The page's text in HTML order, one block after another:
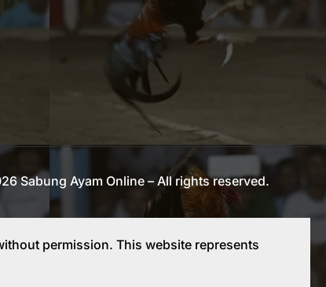
Sabung Ayam Online – All rights reserved.
permission. This website represents